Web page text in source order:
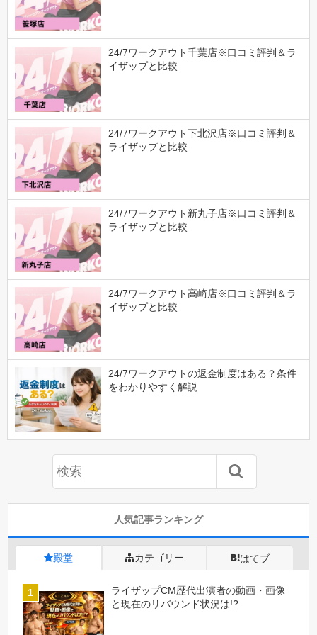
24/7ワークアウト千葉店※口コミ評判＆ラ
イザップと比較
24/7ワークアウト下北沢店※口コミ評判＆
ライザップと比較
24/7ワークアウト新丸子店※口コミ評判＆
ライザップと比較
24/7ワークアウト高崎店※口コミ評判＆ラ
イザップと比較
24/7ワークアウトの返金制度はある？条件
をわかりやすく解説
人気記事ランキング
殿堂 カテゴリー はてブ
ライザップCM歴代出演者の動画・画像
と現在のリバウンド状況は!?